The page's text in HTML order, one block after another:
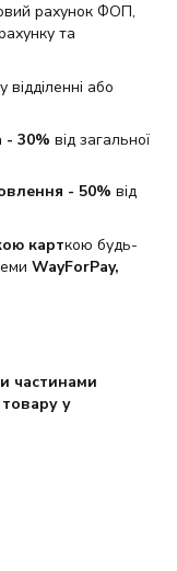
рахунок ФОП,
та
або
- 30% від загальної
- 50% від
карткою будь-
WayForPay,
частинами
у